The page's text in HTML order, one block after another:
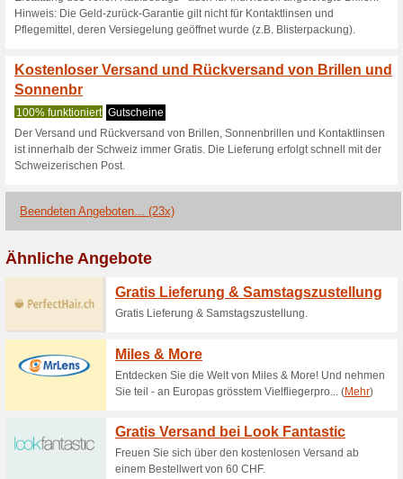
Aktuelle Angebote
Mister Spex Schweiz
Kontaktlinsen sp
100% funktioniert
Mister Spex Schweiz
Chance auf große
einem Bestellwert von 149